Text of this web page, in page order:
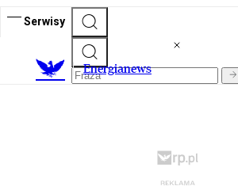
Serwisy
Energianews